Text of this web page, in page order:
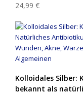
24,99 €
Kolloidales
bekannt als